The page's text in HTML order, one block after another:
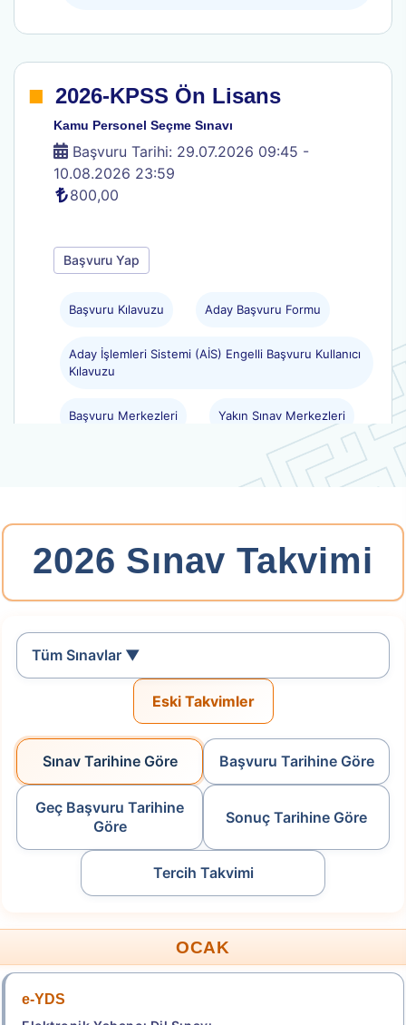
. 2026-KPSS Ön Lisans
Kamu Personel Seçme Sınavı
Başvuru Tarihi: 29.07.2026 09:45 -
10.08.2026 23:59
800,00
Başvuru Yap
Başvuru Kılavuzu Aday Başvuru Formu
Aday İşlemleri Sistemi (AİS) Engelli Başvuru Kullanıcı
Kılavuzu
Başvuru Merkezleri Yakın Sınav Merkezleri
.2026-YKS: Yerleştirme
Yükseköğretim Kurumları Sınavı
Tercih Tarihleri: 29.07.2026 11:45 -
10.08.2026 23:59
Tercih Yap
2026-Yükseköğretim Programları ve Kontenjanları
Tablo-3 Tablo-4
. 2026-HMGS/2
Başvuru Tarihi: 11.08.2026 - 19.08.2026
Başvuru Yap
2026 Sınav Takvimi
Tüm Sınavlar ▼
Eski Takvimler
Sınav Tarihine Göre Başvuru Tarihine Göre
Geç Başvuru Tarihine
Göre
Sonuç Tarihine Göre
Tercih Takvimi
OCAK
e-YDS